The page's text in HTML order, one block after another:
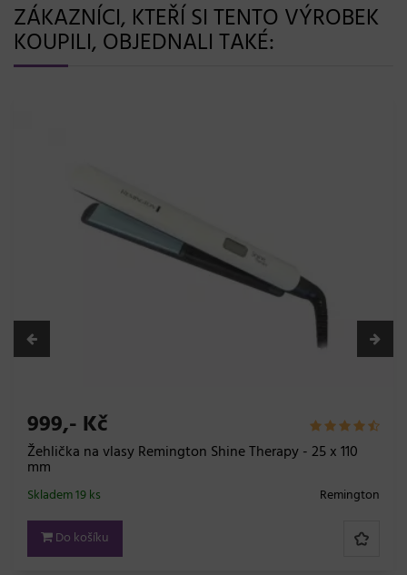
ZÁKAZNÍCI, KTEŘÍ SI TENTO VÝROBEK
KOUPILI, OBJEDNALI TAKÉ:
999,- Kč
Žehlička na vlasy Remington Shine Therapy - 25 x 110
mm
Remington
Skladem 19 ks
Do košíku